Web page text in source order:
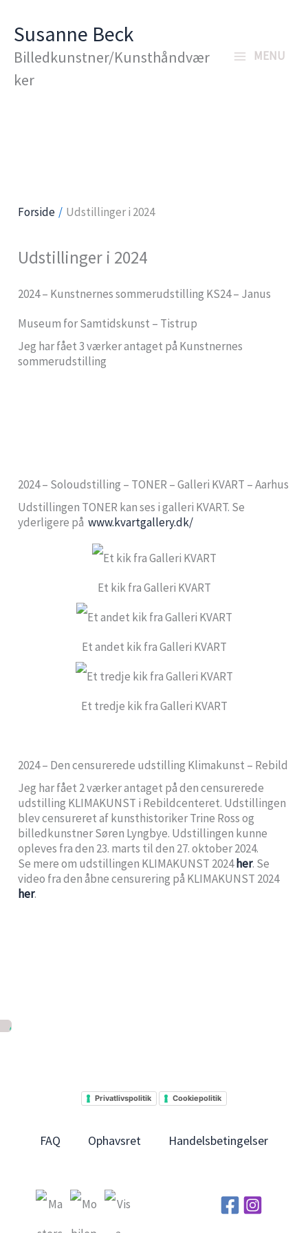
indholdet
Susanne Beck
Billedkunstner/Kunsthåndvær
ker
MENU
Forside Udstillinger i 2024
Udstillinger i 2024
2024 – Kunstnernes sommerudstilling KS24 – Janus
Museum for Samtidskunst – Tistrup
Jeg har fået 3 værker antaget på Kunstnernes
sommerudstilling
2024 – Soloudstilling – TONER – Galleri KVART – Aarhus
Udstillingen TONER kan ses i galleri KVART. Se
yderligere påwww.kvartgallery.dk/
Et kik fra Galleri KVART
Et andet kik fra Galleri KVART
Et tredje kik fra Galleri KVART
2024 – Den censurerede udstilling Klimakunst – Rebild
Jeg har fået 2 værker antaget på den censurerede
udstilling KLIMAKUNST i Rebildcenteret. Udstillingen
blev censureret af kunsthistoriker Trine Ross og
billedkunstner Søren Lyngbye. Udstillingen kunne
opleves fra den 23. marts til den 27. oktober 2024.
Se mere om udstillingen KLIMAKUNST 2024her. Se
video fra den åbne censurering på KLIMAKUNST 2024
her.
Privatlivspolitik Cookiepolitik
FAQ Ophavsret Handelsbetingelser